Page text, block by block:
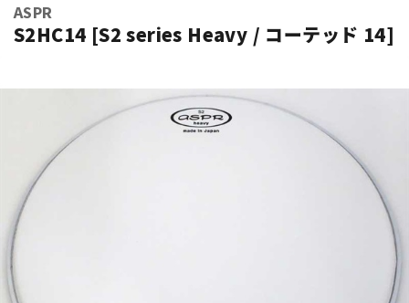
エレキギター アコギ/エレアコ
ASPR
S2HC14 [S2 series Heavy / コーテッド 14]